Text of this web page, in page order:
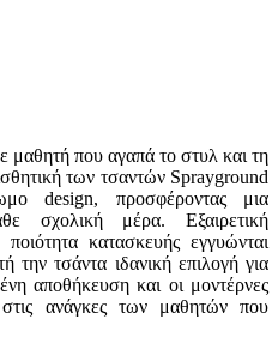
μαθητή που αγαπά το στυλ και τη
των τσαντών Sprayground
design, προσφέροντας μια
σχολική μέρα. Εξαιρετική
κατασκευής εγγυώνται
την τσάντα ιδανική επιλογή για
αποθήκευση και οι μοντέρνες
στις ανάγκες των μαθητών που